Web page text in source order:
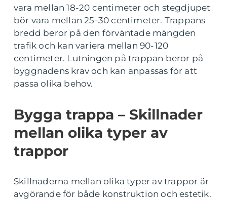
vara mellan 18-20 centimeter och stegdjupet
bör vara mellan 25-30 centimeter. Trappans
bredd beror på den förväntade mängden
trafik och kan variera mellan 90-120
centimeter. Lutningen på trappan beror på
byggnadens krav och kan anpassas för att
passa olika behov.
Bygga trappa – Skillnader
mellan olika typer av
trappor
Skillnaderna mellan olika typer av trappor är
avgörande för både konstruktion och estetik.